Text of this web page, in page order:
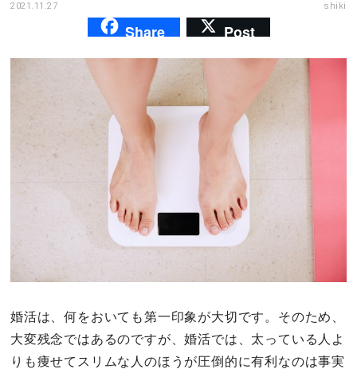
マッチングアプリ
その他
ファッション・美容
2021.11.27 shiki
Share Post
婚活は、何をおいても第一印象が大切です。そのため、
大変残念ではあるのですが、婚活では、太っている人よ
りも痩せてスリムな人のほうが圧倒的に有利なのは事実